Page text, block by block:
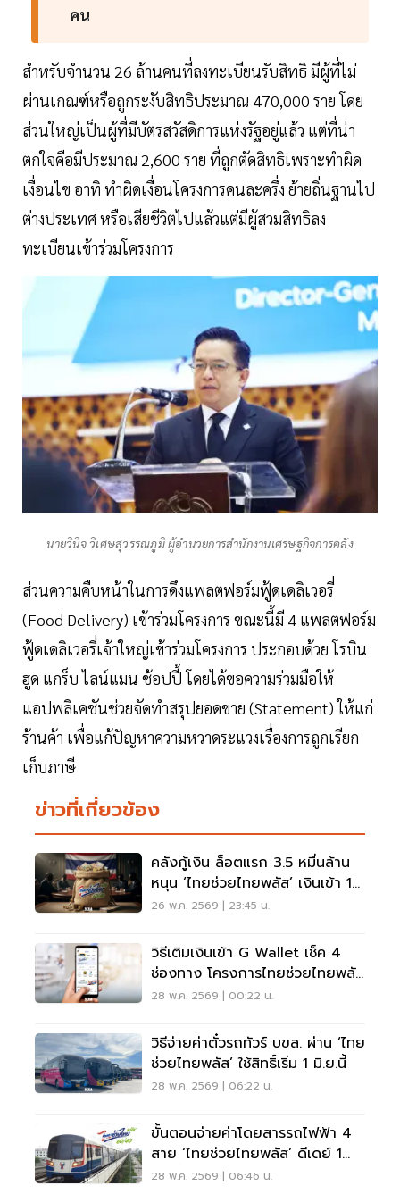
คน
สำหรับจำนวน 26 ล้านคนที่ลงทะเบียนรับสิทธิ มีผู้ที่ไม่
ผ่านเกณฑ์หรือถูกระงับสิทธิประมาณ 470,000 ราย โดย
ส่วนใหญ่เป็นผู้ที่มีบัตรสวัสดิการแห่งรัฐอยู่แล้ว แต่ที่น่า
ตกใจคือมีประมาณ 2,600 ราย ที่ถูกตัดสิทธิเพราะทำผิด
เงื่อนไข อาทิ ทำผิดเงื่อนโครงการคนละครึ่ง ย้ายถิ่นฐานไป
ต่างประเทศ หรือเสียชีวิตไปแล้วแต่มีผู้สวมสิทธิลง
ทะเบียนเข้าร่วมโครงการ
นายวินิจ วิเศษสุวรรณภูมิ ผู้อำนวยการสำนักงานเศรษฐกิจการคลัง
ส่วนความคืบหน้าในการดึงแพลตฟอร์มฟู้ดเดลิเวอรี่
(Food Delivery) เข้าร่วมโครงการ ขณะนี้มี 4 แพลตฟอร์ม
ฟู้ดเดลิเวอรี่เจ้าใหญ่เข้าร่วมโครงการ ประกอบด้วย โรบิน
ฮูด แกร็บ ไลน์แมน ช้อปปี้ โดยได้ขอความร่วมมือให้
แอปพลิเคชันช่วยจัดทำสรุปยอดขาย (Statement) ให้แก่
ร้านค้า เพื่อแก้ปัญหาความหวาดระแวงเรื่องการถูกเรียก
เก็บภาษี
ข่าวที่เกี่ยวข้อง
คลังกู้เงิน ล็อตแรก 3.5 หมื่นล้าน
หนุน ‘ไทยช่วยไทยพลัส’ เงินเข้า 1
มิ.ย.
26 พ.ค. 2569 | 23:45 น.
วิธีเติมเงินเข้า G Wallet เช็ค 4
ช่องทาง โครงการไทยช่วยไทยพลัส
คลิกที่นี่
28 พ.ค. 2569 | 00:22 น.
วิธีจ่ายค่าตั๋วรถทัวร์ บขส. ผ่าน ‘ไทย
ช่วยไทยพลัส’ ใช้สิทธิ์เริ่ม 1 มิ.ย.นี้
28 พ.ค. 2569 | 06:22 น.
ขั้นตอนจ่ายค่าโดยสารรถไฟฟ้า 4
สาย ‘ไทยช่วยไทยพลัส’ ดีเดย์ 1
มิ.ย.นี้
28 พ.ค. 2569 | 06:46 น.